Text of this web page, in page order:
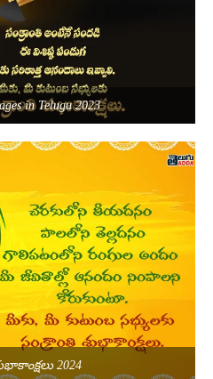
in Telugu 2023
2024